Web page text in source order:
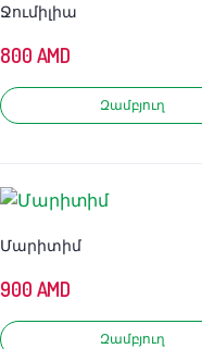
Ջումիլիա
800 AMD
Զամբյուղ
Մարիտիմ
900 AMD
Զամբյուղ